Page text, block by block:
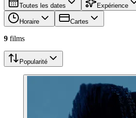
Toutes les dates Expérience
Horaire Cartes
9 films
Popularité